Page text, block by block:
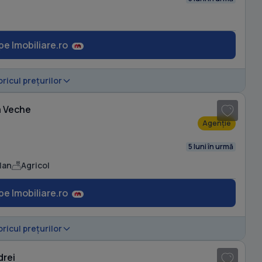
Imobiliare.ro
prețurilor
Agenție
5 luni în urmă
Agricol
Imobiliare.ro
prețurilor